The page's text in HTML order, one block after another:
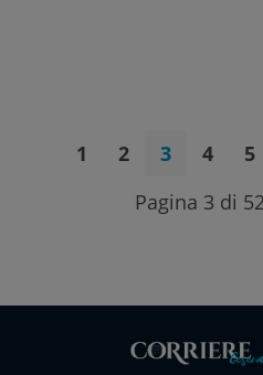
1 2 3 4 5
Pagina 3 di